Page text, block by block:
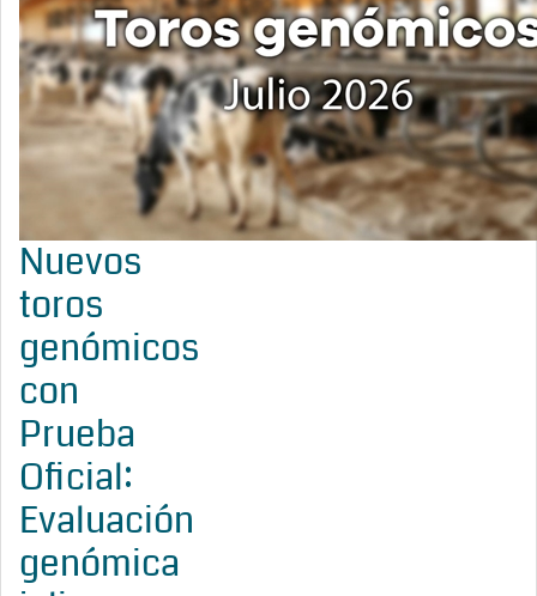
Nuevos
toros
genómicos
con
Prueba
Oficial:
Evaluación
genómica